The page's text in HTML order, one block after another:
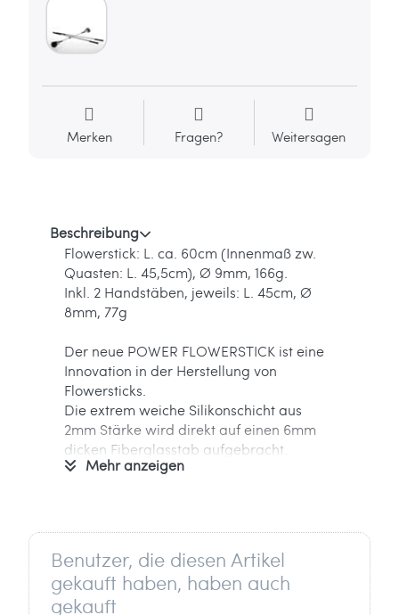
Merken Fragen? Weitersagen
Beschreibung
Flowerstick: L. ca. 60cm (Innenmaß zw.
Quasten: L. 45,5cm), Ø 9mm, 166g.
Inkl. 2 Handstäben, jeweils: L. 45cm, Ø
8mm, 77g
Der neue POWER FLOWERSTICK ist eine
Innovation in der Herstellung von
Flowersticks.
Die extrem weiche Silikonschicht aus
2mm Stärke wird direkt auf einen 6mm
dicken Fiberglasstab aufgebracht.
Dies bietet einen unglaublichen Schutz
wunderbar mehrfarbige Silikonstäbe und
Quasten, und leuchtet extrem unter UV-
Licht (Schwarzlicht).
Mehr anzeigen
Benutzer, die diesen Artikel
gekauft haben, haben auch
gekauft